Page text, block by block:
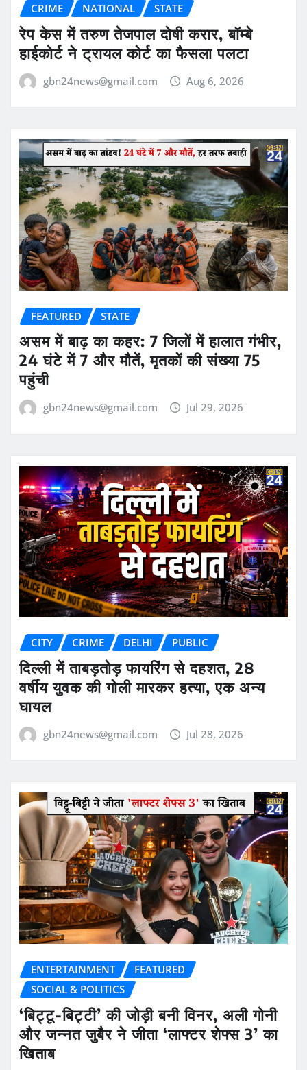
CRIME NATIONAL STATE
रेप केस में तरुण तेजपाल दोषी करार, बॉम्बे
हाईकोर्ट ने ट्रायल कोर्ट का फैसला पलटा
gbn24news@gmail.com Aug 6, 2026
FEATURED STATE
असम में बाढ़ का कहर: 7 जिलों में हालात गंभीर,
24 घंटे में 7 और मौतें, मृतकों की संख्या 75
पहुंची
gbn24news@gmail.com Jul 29, 2026
CITY CRIME DELHI PUBLIC
दिल्ली में ताबड़तोड़ फायरिंग से दहशत, 28
वर्षीय युवक की गोली मारकर हत्या, एक अन्य
घायल
gbn24news@gmail.com Jul 28, 2026
ENTERTAINMENT
FEATURED
SOCIAL & POLITICS
‘बिट्टू-बिट्टी’ की जोड़ी बनी विनर, अली गोनी
और जन्नत जुबैर ने जीता ‘लाफ्टर शेफ्स 3’ का
खिताब